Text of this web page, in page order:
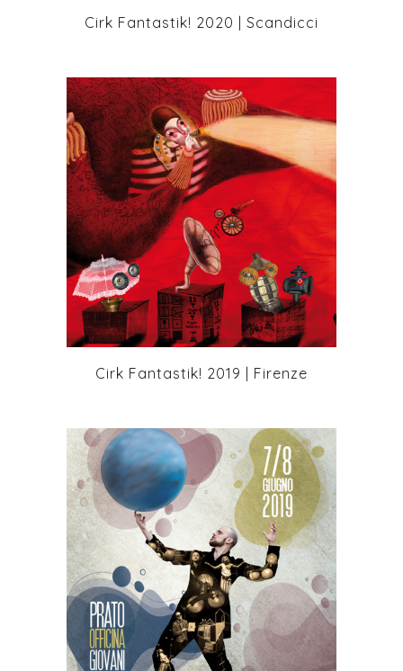
Cirk Fantastik! 2020 | Scandicci
+
Cirk Fantastik! 2019 | Firenze
+